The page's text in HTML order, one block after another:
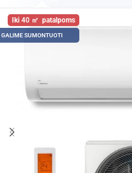
40
GALIME SUMONTUOTI